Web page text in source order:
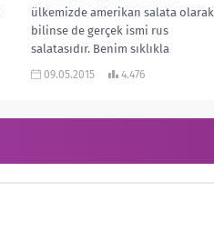
ülkemizde amerikan salata olarak
bilinse de gerçek ismi rus
salatasıdır. Benim sıklıkla
dolabımda bulundurduğum bu...
09.05.2015 4.476